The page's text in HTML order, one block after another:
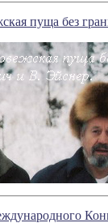
пуща без